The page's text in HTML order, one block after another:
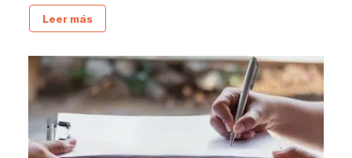
Leer más